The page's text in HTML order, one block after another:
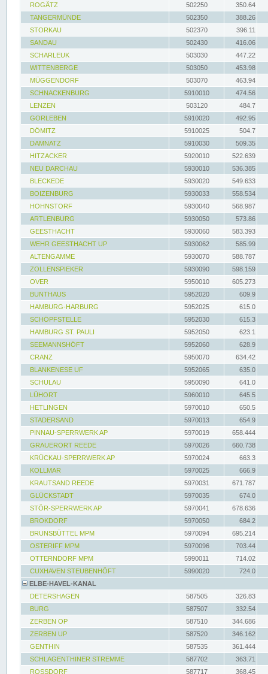
ROGÄTZ
502250
350.64
TANGERMÜNDE
502350
388.26
STORKAU
502370
396.11
SANDAU
502430
416.06
SCHARLEUK
503030
447.22
WITTENBERGE
503050
453.98
MÜGGENDORF
503070
463.94
SCHNACKENBURG
5910010
474.56
LENZEN
503120
484.7
GORLEBEN
5910020
492.95
DÖMITZ
5910025
504.7
DAMNATZ
5910030
509.35
HITZACKER
5920010
522.639
NEU DARCHAU
5930010
536.385
BLECKEDE
5930020
549.633
BOIZENBURG
5930033
558.534
HOHNSTORF
5930040
568.987
ARTLENBURG
5930050
573.86
GEESTHACHT
5930060
583.393
WEHR GEESTHACHT UP
5930062
585.99
ALTENGAMME
5930070
588.787
ZOLLENSPIEKER
5930090
598.159
OVER
5950010
605.273
BUNTHAUS
5952020
609.9
HAMBURG-HARBURG
5952025
615.0
SCHÖPFSTELLE
5952030
615.3
HAMBURG ST. PAULI
5952050
623.1
SEEMANNSHÖFT
5952060
628.9
CRANZ
5950070
634.42
BLANKENESE UF
5952065
635.0
SCHULAU
5950090
641.0
LÜHORT
5960010
645.5
HETLINGEN
5970010
650.5
STADERSAND
5970013
654.9
PINNAU-SPERRWERK AP
5970019
658.444
GRAUERORT REEDE
5970026
660.738
KRÜCKAU-SPERRWERK AP
5970024
663.3
KOLLMAR
5970025
666.9
KRAUTSAND REEDE
5970031
671.787
GLÜCKSTADT
5970035
674.0
STÖR-SPERRWERK AP
5970041
678.636
BROKDORF
5970050
684.2
BRUNSBÜTTEL MPM
5970094
695.214
OSTERIFF MPM
5970096
703.44
OTTERNDORF MPM
5990011
714.02
CUXHAVEN STEUBENHÖFT
5990020
724.0
ELBE-HAVEL-KANAL
DETERSHAGEN
587505
326.83
BURG
587507
332.54
ZERBEN OP
587510
344.686
ZERBEN UP
587520
346.162
GENTHIN
587535
361.444
SCHLAGENTHINER STREMME
587702
363.71
ROSSDORF
587717 368.45